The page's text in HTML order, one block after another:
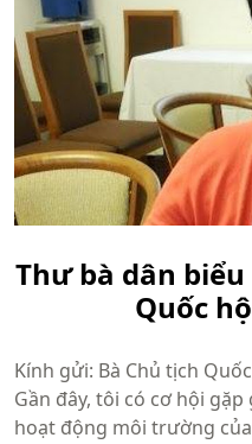
Thư bà dân
Quốc
Kính gửi: Bà Chủ tịch
Gần đây, tôi có cơ hội
hoạt động môi trường